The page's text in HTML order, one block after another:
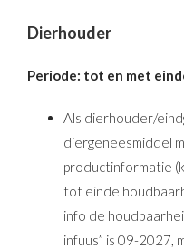
Dierhouder
Periode: tot en met
Als dierhouder/
diergeneesmiddel
productinformatie
tot einde
info de
infuus” is 09-2027,